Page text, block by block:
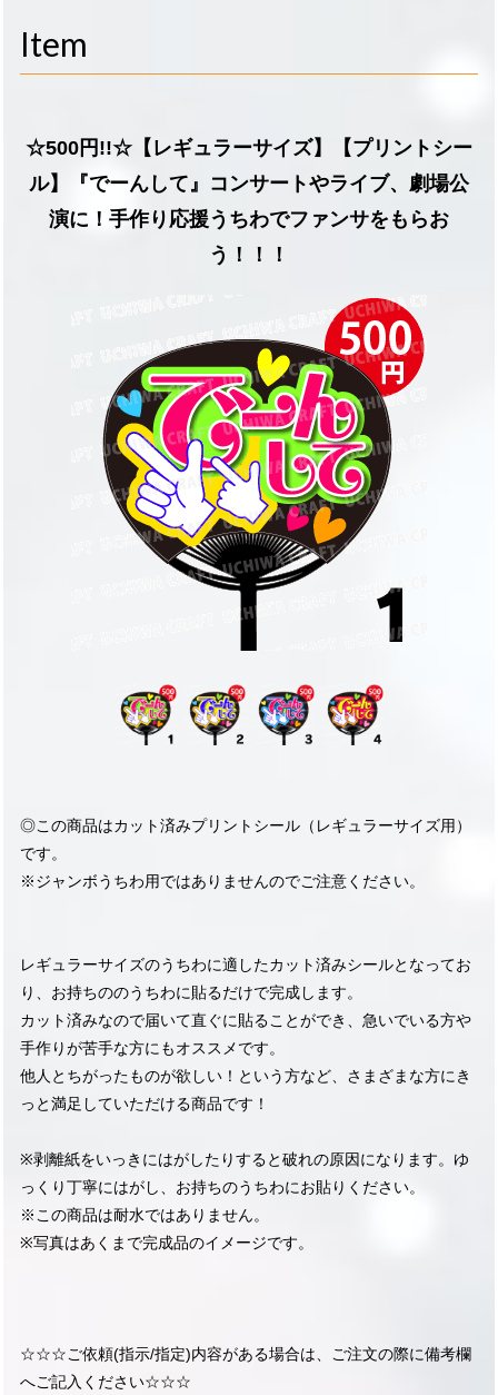
Item
☆500円!!☆【レギュラーサイズ】【プリントシー
ル】『でーんして』コンサートやライブ、劇場公
演に！手作り応援うちわでファンサをもらお
う！！！
◎この商品はカット済みプリントシール（レギュラーサイズ用）
です。
※ジャンボうちわ用ではありませんのでご注意ください。
レギュラーサイズのうちわに適したカット済みシールとなってお
り、お持ちののうちわに貼るだけで完成します。
カット済みなので届いて直ぐに貼ることができ、急いでいる方や
手作りが苦手な方にもオススメです。
他人とちがったものが欲しい！という方など、さまざまな方にき
っと満足していただける商品です！
※剥離紙をいっきにはがしたりすると破れの原因になります。ゆ
っくり丁寧にはがし、お持ちのうちわにお貼りください。
※この商品は耐水ではありません。
※写真はあくまで完成品のイメージです。
☆☆☆ご依頼(指示/指定)内容がある場合は、ご注文の際に備考欄
へご記入ください☆☆☆